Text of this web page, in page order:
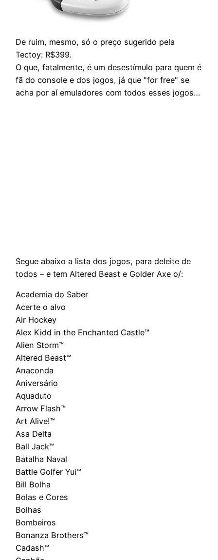
De ruim, mesmo, só o preço sugerido pela
Tectoy: R$399.
O que, fatalmente, é um desestímulo para quem é
fã do console e dos jogos, já que "for free" se
acha por aí emuladores com todos esses jogos…
Segue abaixo a lista dos jogos, para deleite de
todos – e tem Altered Beast e Golder Axe o/:
Academia do Saber
Acerte o alvo
Air Hockey
Alex Kidd in the Enchanted Castle™
Alien Storm™
Altered Beast™
Anaconda
Aniversário
Aquaduto
Arrow Flash™
Art Alive!™
Asa Delta
Ball Jack™
Batalha Naval
Battle Golfer Yui™
Bill Bolha
Bolas e Cores
Bolhas
Bombeiros
Bonanza Brothers™
Cadash™